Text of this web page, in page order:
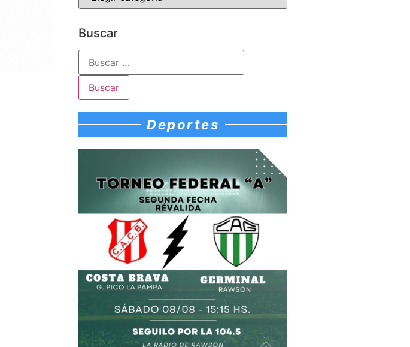
Buscar
Deportes